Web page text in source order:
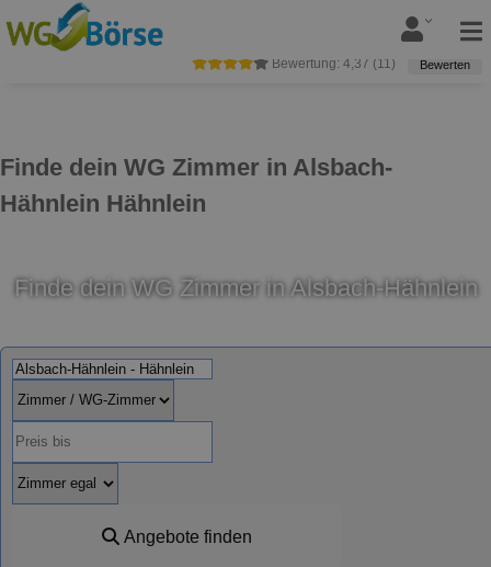
Finde dein WG Zimmer in Alsbach-
Hähnlein Hähnlein
Bewertung: 4,37 (11 ) Bewerten
Finde dein WG Zimmer in Alsbach-Hähnlein
Angebote finden